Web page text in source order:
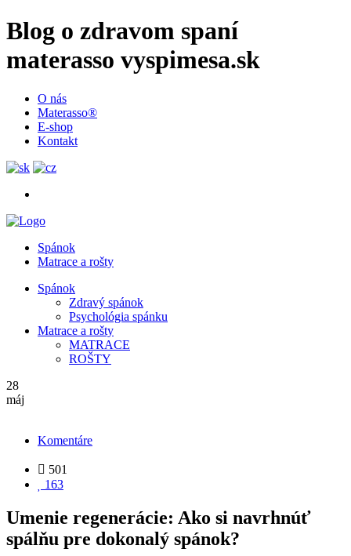
Blog o zdravom spaní
materasso vyspimesa.sk
O nás
Materasso®
E-shop
Kontakt
Spánok
Matrace a rošty
Spánok
Zdravý spánok
Psychológia spánku
Matrace a rošty
MATRACE
ROŠTY
28
máj
Komentáre
 501
163
Umenie regenerácie: Ako si navrhnúť
spálňu pre dokonalý spánok?